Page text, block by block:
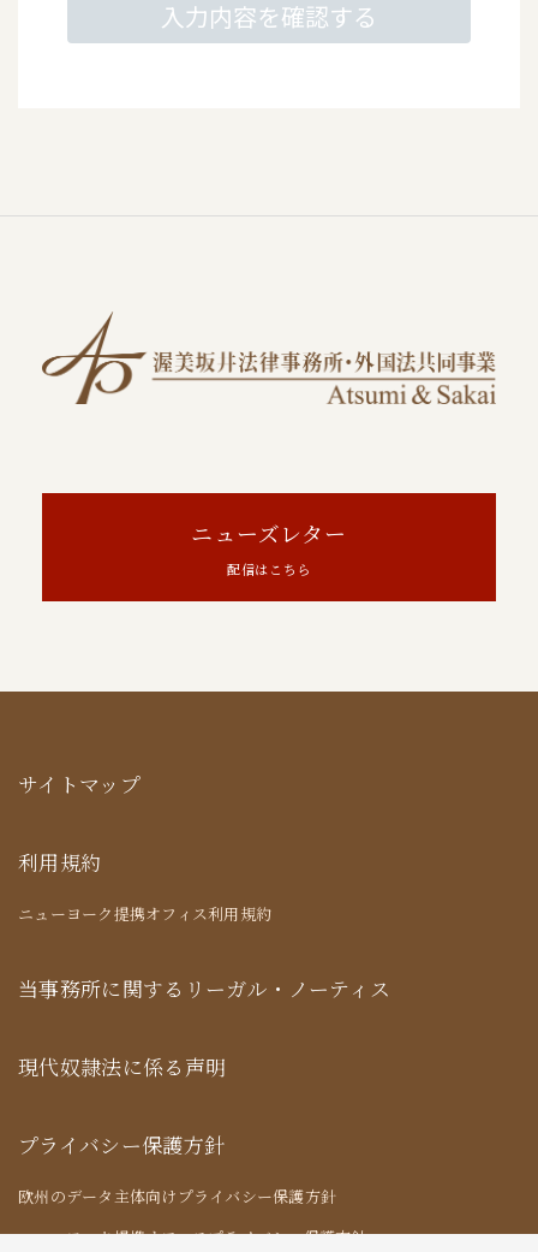
ニューズレター
配信はこちら
サイトマップ
利用規約
ニューヨーク提携オフィス利用規約
当事務所に関するリーガル・ノーティス
現代奴隷法に係る声明
プライバシー保護方針
欧州のデータ主体向けプライバシー保護方針
ニューヨーク提携オフィスプライバシー保護方針